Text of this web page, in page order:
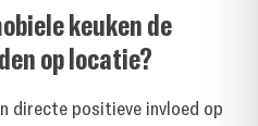
keuken de
op locatie?
directe positieve invloed op